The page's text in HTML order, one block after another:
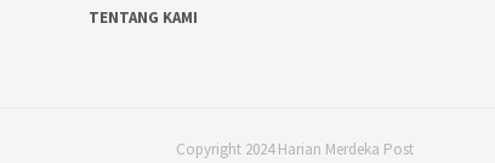
TENTANG KAMI
Copyright 2024 Harian Merdeka Post